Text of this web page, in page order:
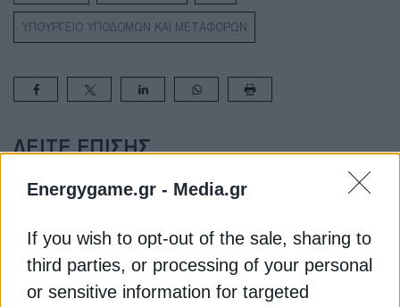
Energygame.gr - Media.gr
If you wish to opt-out of the sale, sharing to
third parties, or processing of your personal
or sensitive information for targeted
ΥΠΟΥΡΓΕΙΟ ΥΠΟΔΟΜΩΝ ΚΑΙ ΜΕΤΑΦΟΡΩΝ
ΔΕΊΤΕ ΕΠΊΣΗΣ